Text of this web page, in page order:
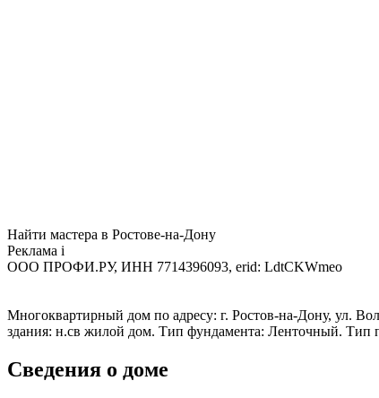
Найти мастера в Ростове-на-Дону
Реклама i
ООО ПРОФИ.РУ, ИНН 7714396093, erid: LdtCKWmeo
Многоквартирный дом по адресу: г. Ростов-на-Дону, ул.
здания: н.св жилой дом. Тип фундамента: Ленточный. Тип
Сведения о доме